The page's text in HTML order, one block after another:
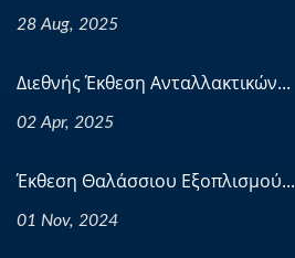
28 Aug, 2025
Διεθνής Έκθεση Ανταλλακτικών...
02 Apr, 2025
Έκθεση Θαλάσσιου Εξοπλισμού...
01 Nov, 2024